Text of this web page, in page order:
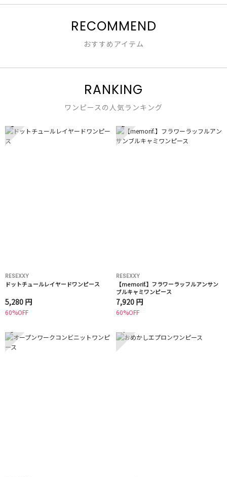
RECOMMEND
おすすめアイテム
RANKING
ワンピースの人気ランキング
1
RESEXXY
ドットチュールレイヤードワンピース
5,280 円
60%OFF
2
RESEXXY
【memorif.】フラワーラッフルアンサン
ブルキャミワンピース
7,920 円
60%OFF
3 4